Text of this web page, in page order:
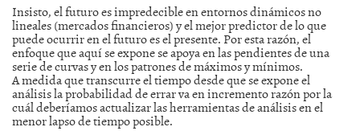
Insisto, el futuro es impredecible en entornos dinámicos no
lineales (mercados financieros) y el mejor predictor de lo que
puede ocurrir en el futuro es el presente. Por esta razón, el
enfoque que aquí se expone se apoya en las pendientes de una
serie de curvas y en los patrones de máximos y mínimos.
A medida que transcurre el tiempo desde que se expone el
análisis la probabilidad de errar va en incremento razón por la
cuál deberíamos actualizar las herramientas de análisis en el
menor lapso de tiempo posible.